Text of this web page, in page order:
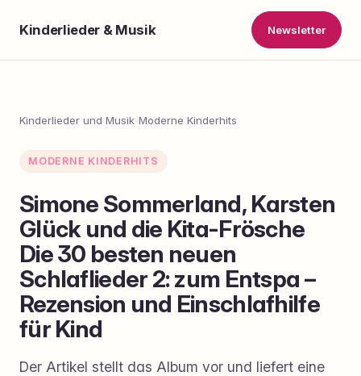
Kinderlieder & Musik Newsletter
Kinderlieder und Musik›Moderne Kinderhits
MODERNE KINDERHITS
Simone Sommerland, Karsten
Glück und die Kita-Frösche
Die 30 besten neuen
Schlaflieder 2: zum Entspa –
Rezension und Einschlafhilfe
für Kind
Der Artikel stellt das Album vor und liefert eine